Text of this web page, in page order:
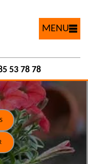
MENU
53 78 78